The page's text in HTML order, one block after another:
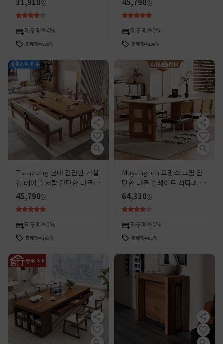
닝 테이블 및 의자 조합 간단한
작은 아파트
31,910원
재구매율4%
판매개수232개
거실 협상 테이블 나무 테이블
45,790원
재구매율0%
판매개수138개
Tianzong 현대 간단한 거실
긴 테이블 서랍 단단한 나무 책
상 홈 사무실 쓰기 책상 연구
책상
45,790원
재구매율0%
판매개수103개
Muyangren 프랑스 크림 단
단한 나무 슬레이트 식탁과 의
자 조합 가정용 직사각형 식탁
거실 애쉬 책상
64,330원
재구매율0%
판매개수81개